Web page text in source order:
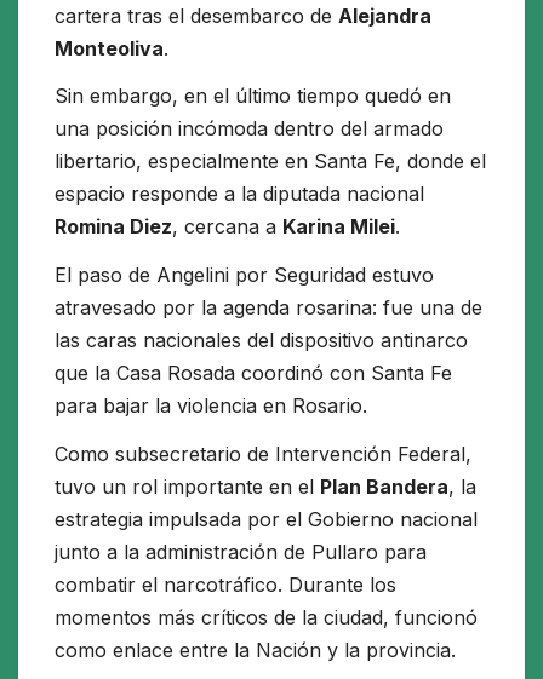
cartera tras el desembarco de Alejandra
Monteoliva.
Sin embargo, en el último tiempo quedó en
una posición incómoda dentro del armado
libertario, especialmente en Santa Fe, donde el
espacio responde a la diputada nacional
Romina Diez, cercana a Karina Milei.
El paso de Angelini por Seguridad estuvo
atravesado por la agenda rosarina: fue una de
las caras nacionales del dispositivo antinarco
que la Casa Rosada coordinó con Santa Fe
para bajar la violencia en Rosario.
Como subsecretario de Intervención Federal,
tuvo un rol importante en el Plan Bandera, la
estrategia impulsada por el Gobierno nacional
junto a la administración de Pullaro para
combatir el narcotráfico. Durante los
momentos más críticos de la ciudad, funcionó
como enlace entre la Nación y la provincia.